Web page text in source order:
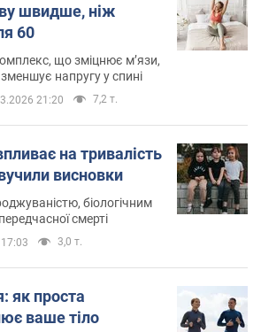
швидше, ніж
60
що зміцнює м’язи,
напругу у спині
21:20 7,2 т.
на тривалість
висновки
біологічним
смерті
3,0 т.
як проста
ваше тіло